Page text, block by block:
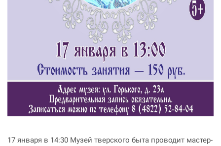
17 января в 14:30 Музей тверского быта проводит мастер-